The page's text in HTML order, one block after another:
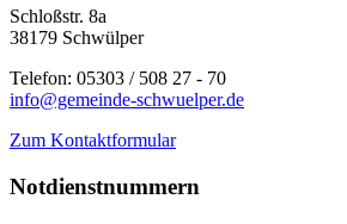
Schloßstr. 8a
38179 Schwülper
Telefon: 05303 / 508 27 - 70
info@gemeinde-schwuelper.de
Zum Kontaktformular
Notdienstnummern